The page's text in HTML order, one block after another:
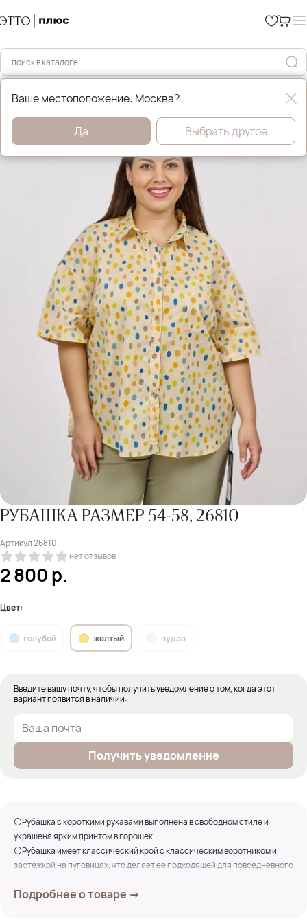
Главная Рубашки и блузы
РУБАШКА РАЗМЕР 54-58, 26810
Артикул26810
нет отзывов
2 800р.
Цвет:
голубой желтый пудра
Введите вашу почту, чтобы получить уведомление о том, когда этот
вариант появится в наличии:
Получить уведомление
⚪Рубашка с короткими рукавами выполнена в свободном стиле и
украшена ярким принтом в горошек.
⚪Рубашка имеет классический крой с классическим воротником и
застежкой на пуговицах, что делает ее подходящей для повседневного
⚪Короткие рукава обеспечивают комфорт в теплую погоду, а
Подробнее о товаре →
Ваше местоположение: Москва?
Да Выбрать другое